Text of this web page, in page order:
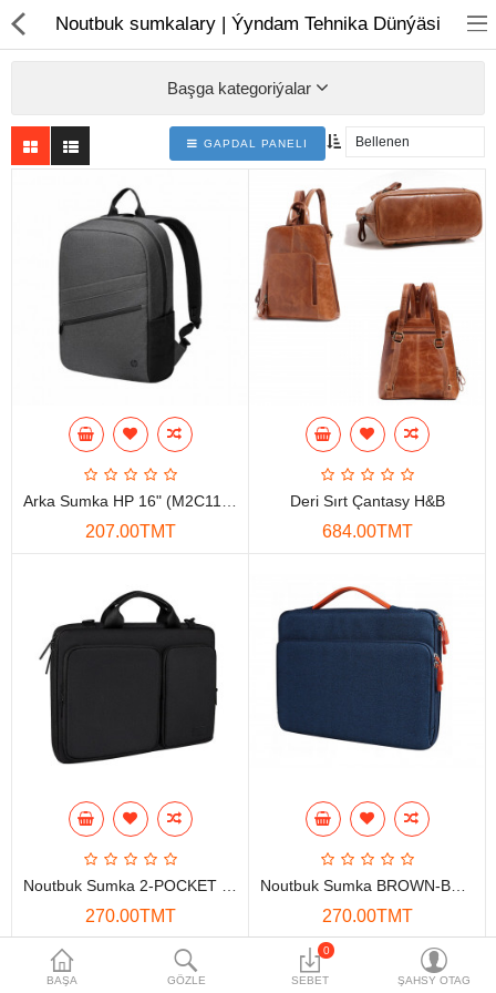
Noutbuk
Monobloklar
Kompýuter düzüjiler
Kompýuter aksesuarlary
Printerler
Maglumat toplaýjylar
Gorag we howpsuzlyk
Tor Enjamlary
Öý enjamlary
Telefon ulgamy
Akylly öý
Ykjam enjamlar
Proýektorlar
Gurallar
Oýun konsoly
BAŞA GÖZLE
0
SEBET ŞAHSY OTAG
Noutbuk sumkalary | Ýyndam Tehnika Dünýäsi
Başga kategoriýalar
GAPDAL PANELI
207.00TMT
Deri Sırt Çantasy H&B
684.00TMT
270.00TMT 270.00TMT